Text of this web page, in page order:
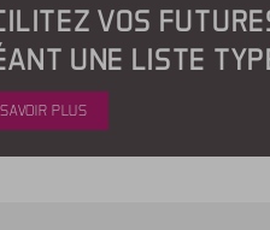
VOS
UNE LISTE
PLUS